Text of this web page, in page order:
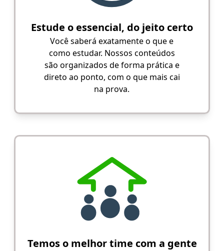
Estude o essencial, do jeito certo
Você saberá exatamente o que e
como estudar. Nossos conteúdos
são organizados de forma prática e
direto ao ponto, com o que mais cai
na prova.
Temos o melhor time com a gente